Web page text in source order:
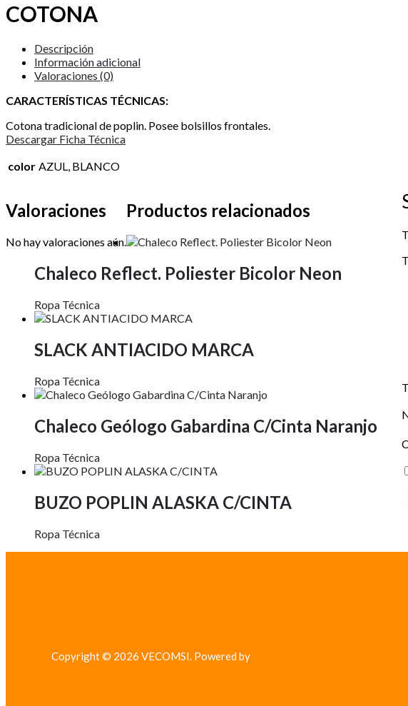
COTONA
Descripción
Información adicional
Valoraciones (0)
CARACTERÍSTICAS TÉCNICAS:
Cotona tradicional de poplin. Posee bolsillos frontales.
Descargar Ficha Técnica
color AZUL, BLANCO
Valoraciones
No hay valoraciones aún.
Productos relacionados
Chaleco Reflect. Poliester Bicolor Neon
Ropa Técnica
SLACK ANTIACIDO MARCA
Ropa Técnica
Chaleco Geólogo Gabardina C/Cinta Naranjo
Ropa Técnica
BUZO POPLIN ALASKA C/CINTA
Ropa Técnica
Copyright © 2026 VECOMSI. Powered by